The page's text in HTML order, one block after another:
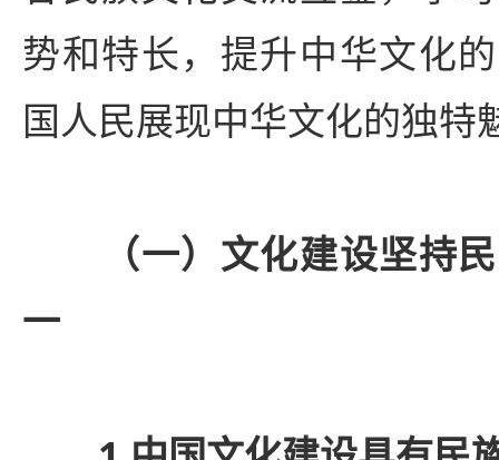
势和特长，提升中华文化
国人民展现中华文化的独特
（一）文化建设坚持
一